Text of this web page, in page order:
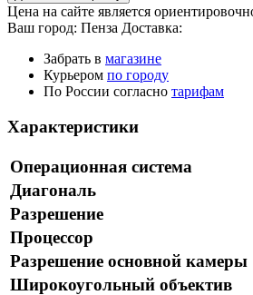
Цена на сайте является
Ваш город: Пенза Доставка:
Забрать в магазине
Курьером по городу
По России согласно тарифам
Характеристики
Операционная система
Диагональ
Разрешение
Процессор
Разрешение основной камеры
Широкоугольный объектив